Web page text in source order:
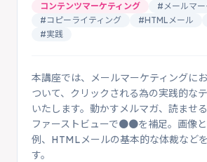
コンテンツマーケティング
#メールマ
#コピーライティング
#HTMLメール
#実践
本講座では、メールマーケティングに
ついて、クリックされる為の実践的な
いたします。動かすメルマガ、読ませ
ファーストビューで●●を補足。画像
例、HTMLメールの基本的な体裁など
す。